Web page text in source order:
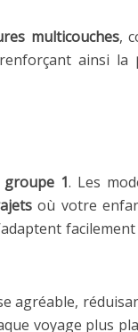
multicouches,
ainsi la
1. Les
où votre
agréable,
voyage plus